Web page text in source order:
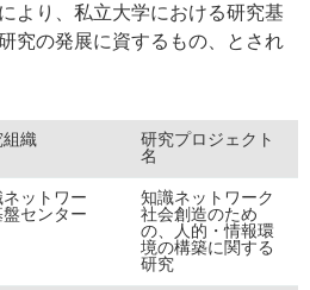
より、私立大学における研究基
究の発展に資するもの、とされ
組織
研究プロジェクト
名
ネットワー
盤センター
知識ネットワーク
社会創造のため
の、人的・情報環
境の構築に関する
研究